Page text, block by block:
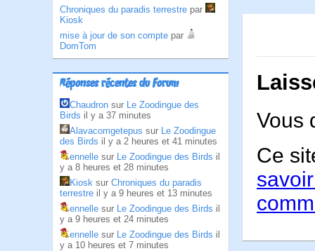
Chroniques du paradis terrestre par
Kiosk
mise à jour de son compte par
DomTom
Réponses récentes du Forum
Chaudron sur Le Zoodingue des
Birds il y a 37 minutes
Alavacomgetepus sur Le Zoodingue
des Birds il y a 2 heures et 41 minutes
ennelle sur Le Zoodingue des Birds il
y a 8 heures et 28 minutes
Kiosk sur Chroniques du paradis
terrestre il y a 9 heures et 13 minutes
ennelle sur Le Zoodingue des Birds il
y a 9 heures et 24 minutes
ennelle sur Le Zoodingue des Birds il
y a 10 heures et 7 minutes
Vous
Ce